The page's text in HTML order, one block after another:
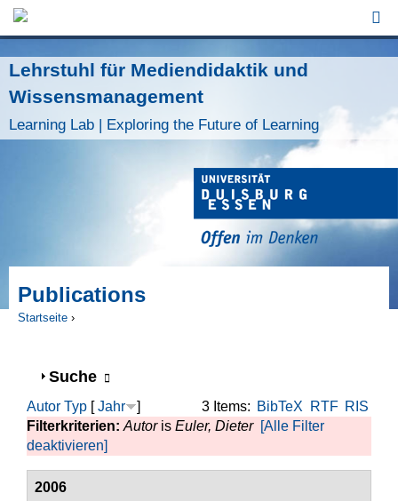
Lehrstuhl für Mediendidaktik und
Wissensmanagement
Learning Lab | Exploring the Future of Learning
Publications
Startseite ›
Anzeigen
Suche
3 Items: BibTeX RTF RIS
Autor Typ [Jahr
]
Filterkriterien: Autoris Euler, Dieter [Alle Filter
deaktivieren]
2006